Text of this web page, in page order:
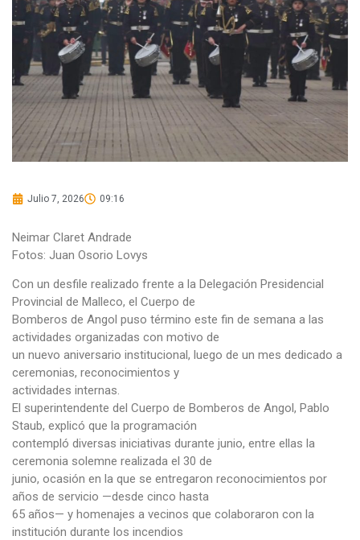
Julio 7, 2026 09:16
Neimar Claret Andrade
Fotos: Juan Osorio Lovys
Con un desfile realizado frente a la Delegación Presidencial
Provincial de Malleco, el Cuerpo de
Bomberos de Angol puso término este fin de semana a las
actividades organizadas con motivo de
un nuevo aniversario institucional, luego de un mes dedicado a
ceremonias, reconocimientos y
actividades internas.
El superintendente del Cuerpo de Bomberos de Angol, Pablo
Staub, explicó que la programación
contempló diversas iniciativas durante junio, entre ellas la
ceremonia solemne realizada el 30 de
junio, ocasión en la que se entregaron reconocimientos por
años de servicio —desde cinco hasta
65 años— y homenajes a vecinos que colaboraron con la
institución durante los incendios